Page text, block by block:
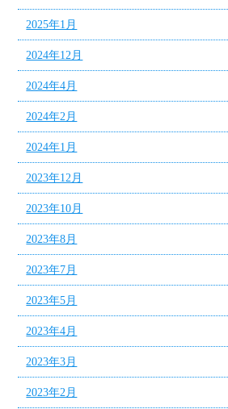
2025年1月
2024年12月
2024年4月
2024年2月
2024年1月
2023年12月
2023年10月
2023年8月
2023年7月
2023年5月
2023年4月
2023年3月
2023年2月